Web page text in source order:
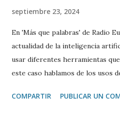
septiembre 23, 2024
En 'Más que palabras' de Radio
actualidad de la inteligencia
usar diferentes herramientas
este caso hablamos de los usos
transcribir y resumir los vídeos
COMPARTIR PUBLICAR UN